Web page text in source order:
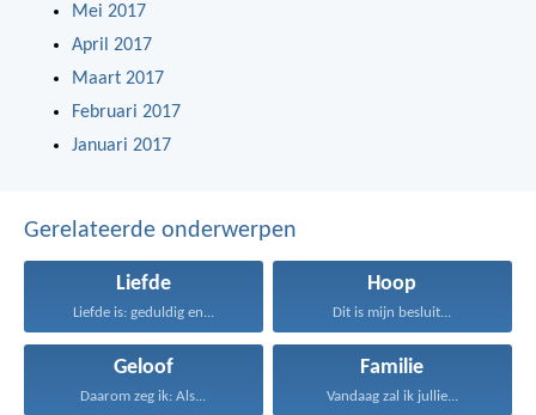
Mei 2017
April 2017
Maart 2017
Februari 2017
Januari 2017
Gerelateerde onderwerpen
Liefde
Liefde is: geduldig en...
Hoop
Dit is mijn besluit...
Geloof
Daarom zeg ik: Als...
Familie
Vandaag zal ik jullie...